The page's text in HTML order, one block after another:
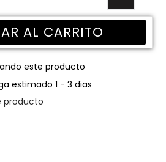
AL CARRITO
este producto
estimado 1 - 3 dias
producto